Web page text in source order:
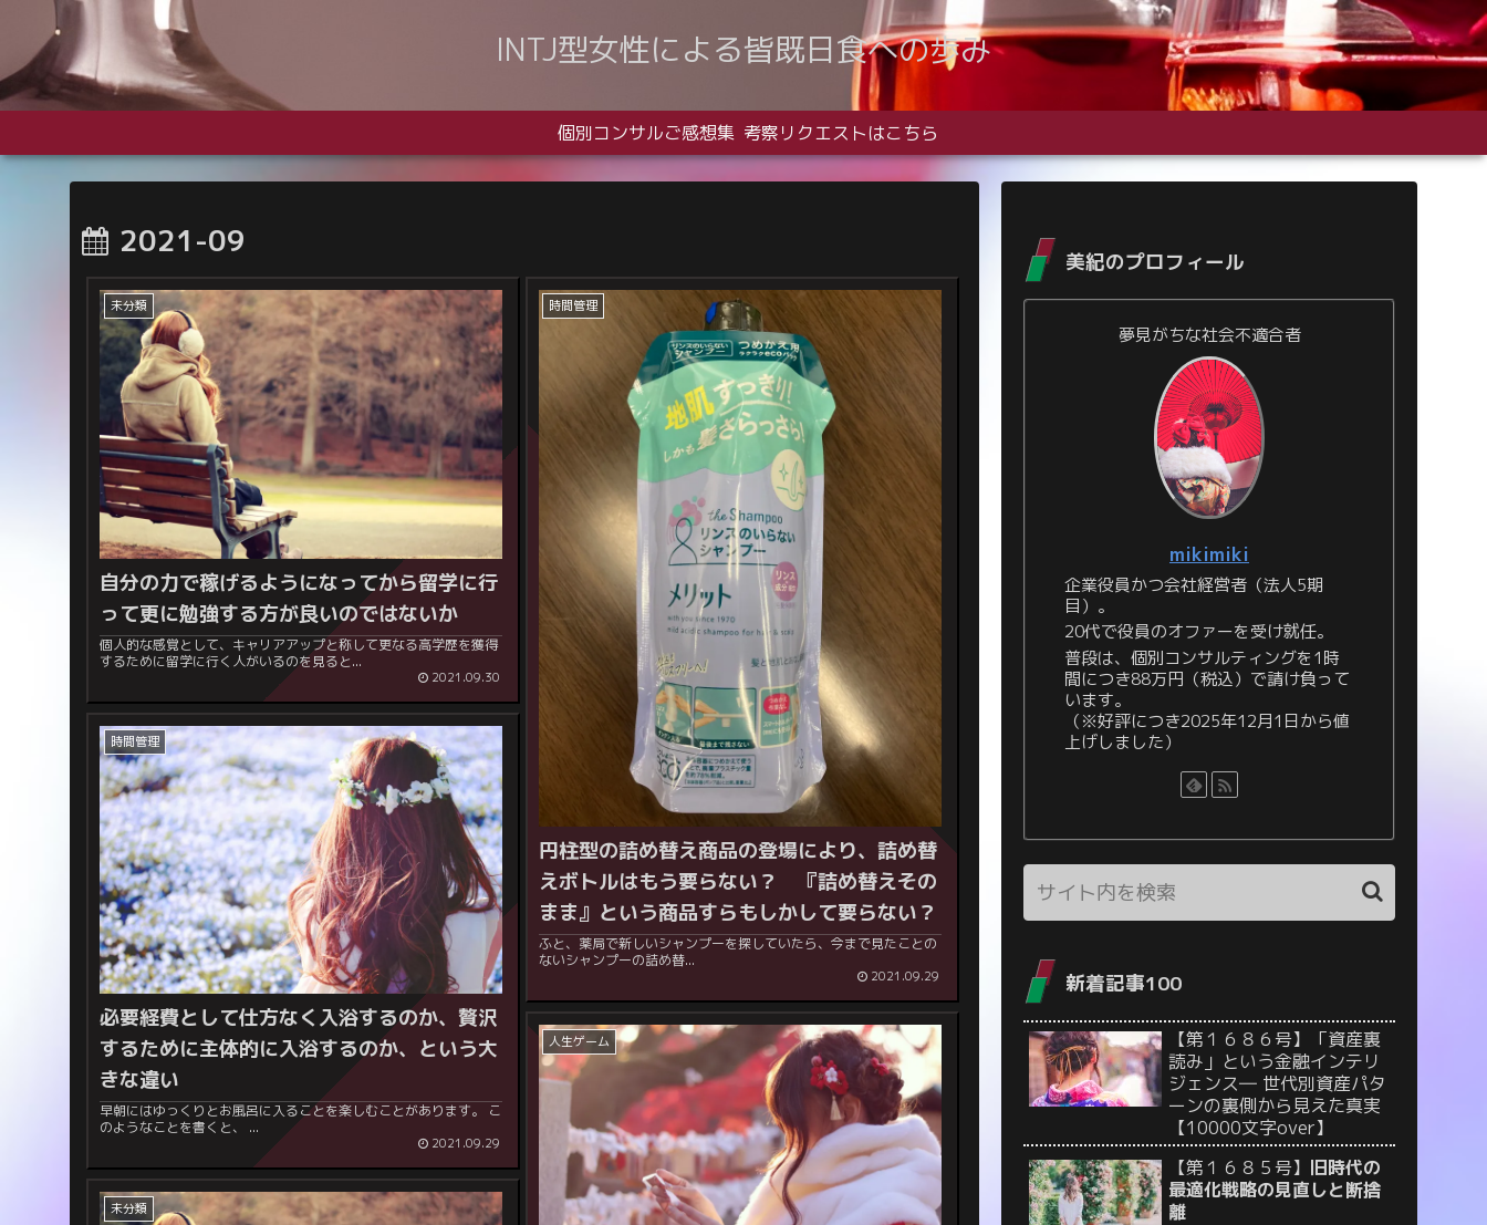
INTJ型女性による皆既日食への歩み
個別コンサルご感想集 考察リクエストはこちら
2021-09
未分類
自分の力で稼げるようになってから留学に行
って更に勉強する方が良いのではないか
個人的な感覚として、キャリアアップと称して更なる高学歴を獲得
するために留学に行く人がいるのを見ると...
2021.09.30
時間管理
円柱型の詰め替え商品の登場により、詰め替
えボトルはもう要らない？ 『詰め替えその
まま』という商品すらもしかして要らない？
ふと、薬局で新しいシャンプーを探していたら、今まで見たことの
ないシャンプーの詰め替...
2021.09.29
時間管理
必要経費として仕方なく入浴するのか、贅沢
するために主体的に入浴するのか、という大
きな違い
早朝にはゆっくりとお風呂に入ることを楽しむことがあります。 こ
のようなことを書くと、 ...
2021.09.29
人生ゲーム
未分類
美紀のプロフィール
夢見がちな社会不適合者
mikimiki
企業役員かつ会社経営者（法人5期
目）。
20代で役員のオファーを受け就任。
普段は、個別コンサルティングを1時
間につき88万円（税込）で請け負って
います。
（※好評につき2025年12月1日から値
上げしました）
新着記事100
【第１６８６号】「資産裏
読み」という金融インテリ
ジェンス― 世代別資産パタ
ーンの裏側から見えた真実
【10000文字over】
【第１６８５号】 旧時代の
最適化戦略の見直しと断捨
離